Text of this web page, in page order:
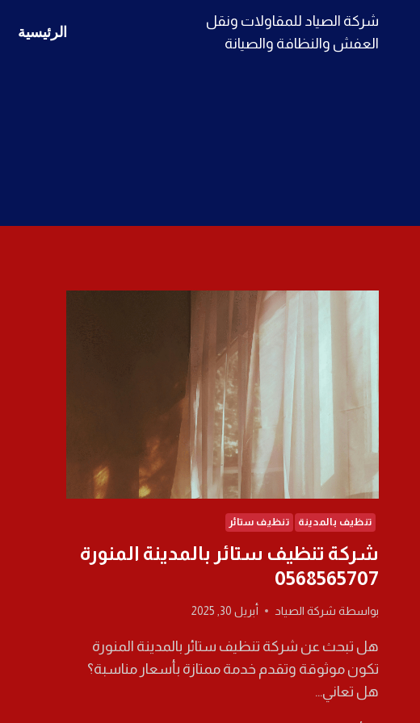
شركة الصياد للمقاولات ونقل
العفش والنظافة والصيانة
الرئيسية
تنظيف بالمدينة تنظيف ستائر
شركة تنظيف ستائر بالمدينة المنورة
0568565707
بواسطة شركة الصياد أبريل 30, 2025
هل تبحث عن شركة تنظيف ستائر بالمدينة المنورة
تكون موثوقة وتقدم خدمة ممتازة بأسعار مناسبة؟
هل تعاني…